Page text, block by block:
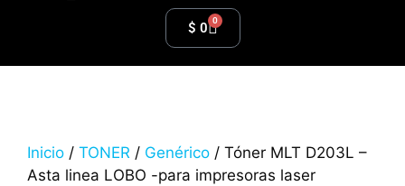
$ 0 0
Inicio / TONER / Genérico / Tóner MLT D203L –
Asta linea LOBO -para impresoras laser